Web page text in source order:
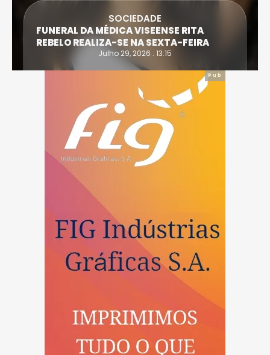
SOCIEDADE
FUNERAL DA MÉDICA VISEENSE RITA
REBELO REALIZA-SE NA SEXTA-FEIRA
Julho 29, 2026 . 13:15
Pub